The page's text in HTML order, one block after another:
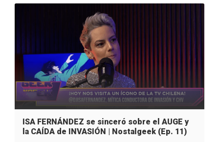
ISA FERNÁNDEZ se sinceró sobre el AUGE y
la CAÍDA de INVASIÓN | Nostalgeek (Ep. 11)